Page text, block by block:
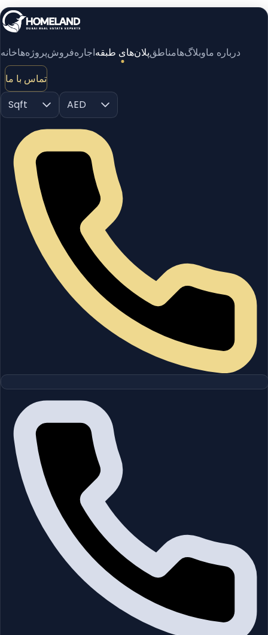
خانهپروژه‌هافروشاجارهپلان‌های طبقهمناطقوبلاگ‌هادرباره ما
تماس با ما
Sqft
AED